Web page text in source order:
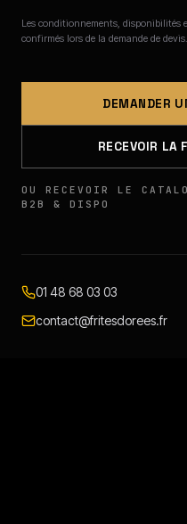
Les conditionnements,
confirmés lors de la demande de devis.
DEMANDER
RECEVOIR LA
OU RECEVOIR LE
B2B & DISPO
01 48 68 03 03
contact@fritesdorees.fr